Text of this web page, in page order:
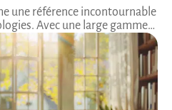
une référence incontournable
Avec une large gamme…